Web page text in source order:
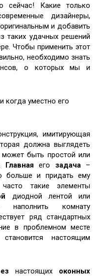
сейчас! Какие только
дизайнеры,
и добавить
таких удачных решений
Чтобы применить этот
необходимо знать
о которых мы и
когда уместно его
имитирующая
должна выглядеть
может быть простой или
Главная его задача–
больше и придать ему
такие элементы
диодной лентой или
комнату
ряд стандартных
в проблемном месте
настоящим
настоящих оконных